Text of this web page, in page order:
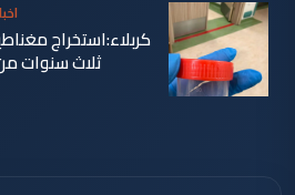
كربلاء:استخراج
ثلاث سنوات